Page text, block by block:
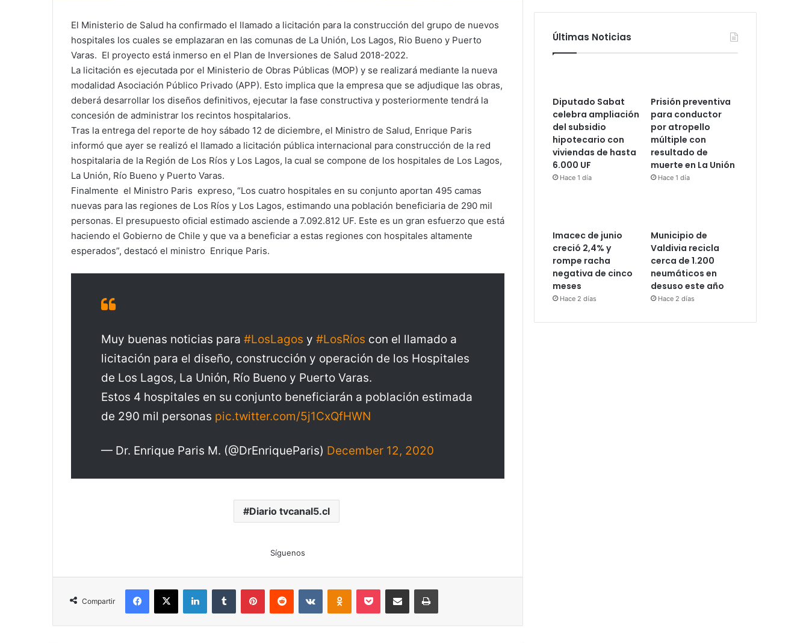
El Ministerio de Salud ha confirmado el llamado a licitación para la construcción del grupo de nuevos
hospitales los cuales se emplazaran en las comunas de La Unión, Los Lagos, Rio Bueno y Puerto
Varas. El proyecto está inmerso en el Plan de Inversiones de Salud 2018-2022.
La licitación es ejecutada por el Ministerio de Obras Públicas (MOP) y se realizará mediante la nueva
modalidad Asociación Público Privado (APP). Esto implica que la empresa que se adjudique las obras,
deberá desarrollar los diseños definitivos, ejecutar la fase constructiva y posteriormente tendrá la
concesión de administrar los recintos hospitalarios.
Tras la entrega del reporte de hoy sábado 12 de diciembre, el Ministro de Salud, Enrique Paris
informó que ayer se realizó el llamado a licitación pública internacional para construcción de la red
hospitalaria de la Región de Los Ríos y Los Lagos, la cual se compone de los hospitales de Los Lagos,
La Unión, Río Bueno y Puerto Varas.
Finalmente el Ministro Paris expreso, “Los cuatro hospitales en su conjunto aportan 495 camas
nuevas para las regiones de Los Ríos y Los Lagos, estimando una población beneficiaria de 290 mil
personas. El presupuesto oficial estimado asciende a 7.092.812 UF. Este es un gran esfuerzo que está
haciendo el Gobierno de Chile y que va a beneficiar a estas regiones con hospitales altamente
esperados”, destacó el ministro Enrique Paris.
Muy buenas noticias para #LosLagos y #LosRíos con el llamado a
licitación para el diseño, construcción y operación de los Hospitales
de Los Lagos, La Unión, Río Bueno y Puerto Varas.
Estos 4 hospitales en su conjunto beneficiarán a población estimada
de 290 mil personas pic.twitter.com/5j1CxQfHWN
— Dr. Enrique Paris M. (@DrEnriqueParis) December 12, 2020
Diario tvcanal5.cl
Síguenos
Compartir
Facebook
X LinkedInTumblr PinterestReddit VKontakteOdnoklassniki
Pocket Compartir por correo electrónicoImprimir
Últimas Noticias
Diputado Sabat
celebra ampliación
del subsidio
hipotecario con
viviendas de hasta
6.000 UF
Hace 1 día
Prisión preventiva
para conductor
por atropello
múltiple con
resultado de
muerte en La Unión
Hace 1 día
Imacec de junio
creció 2,4% y
rompe racha
negativa de cinco
meses
Hace 2 días
Municipio de
Valdivia recicla
cerca de 1.200
neumáticos en
desuso este año
Hace 2 días